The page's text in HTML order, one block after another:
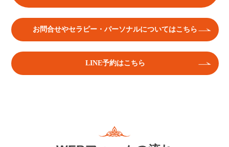
お問合せやセラピー・パーソナルについてはこちら
LINE予約はこちら